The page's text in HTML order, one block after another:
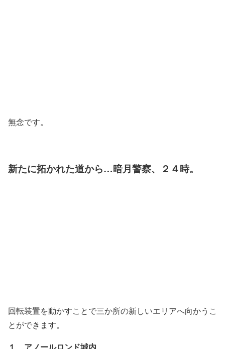
無念です。
新たに拓かれた道から…暗月警察、２４時。
回転装置を動かすことで三か所の新しいエリアへ向かうこ
とができます。
１、アノールロンド城内